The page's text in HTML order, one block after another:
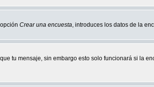
Crear una encuesta, introduces los datos de la
tu mensaje, sin embargo esto solo funcionará si la